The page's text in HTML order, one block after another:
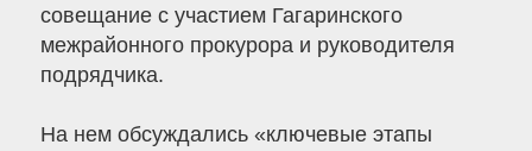
совещание с участием Гагаринского
межрайонного прокурора и руководителя
подрядчика.
На нем обсуждались «ключевые этапы